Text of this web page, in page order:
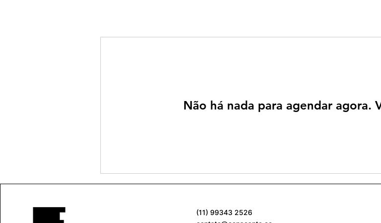
Não há nada para agendar agora.
(11) 99343 2526